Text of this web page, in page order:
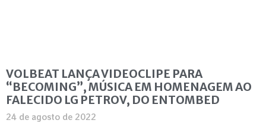
VOLBEAT LANÇA VIDEOCLIPE PARA
“BECOMING”, MÚSICA EM HOMENAGEM AO
FALECIDO LG PETROV, DO ENTOMBED
24 de agosto de 2022